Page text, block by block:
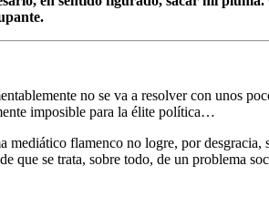
no se va a resolver con unos
imposible para la élite política…
flamenco no logre, por
se trata, sobre todo, de un problema